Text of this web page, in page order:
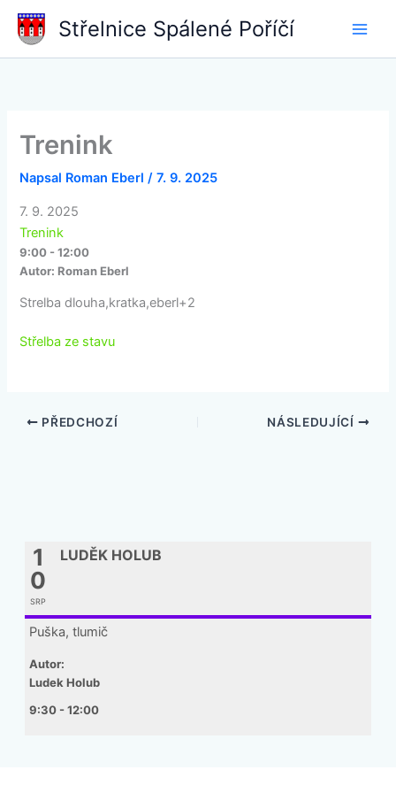
Přeskočit
Střelnice Spálené Poříčí
Trenink
Napsal Roman Eberl/7. 9. 2025
7. 9. 2025
Trenink
9:00 - 12:00
Autor: Roman Eberl
Strelba dlouha,kratka,eberl+2
Střelba ze stavu
PŘEDCHOZÍ NÁSLEDUJÍCÍ
1
0
SRP
LUDĚK HOLUB
Puška, tlumič
Autor:
Ludek Holub
9:30 - 12:00